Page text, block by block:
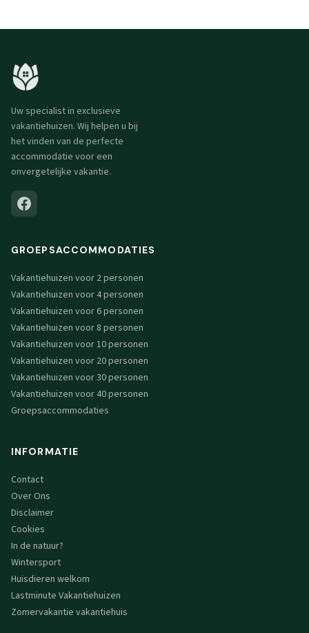
Uw specialist in exclusieve
vakantiehuizen. Wij helpen u bij
het vinden van de perfecte
accommodatie voor een
onvergetelijke vakantie.
GROEPSACCOMMODATIES
Vakantiehuizen voor 2 personen
Vakantiehuizen voor 4 personen
Vakantiehuizen voor 6 personen
Vakantiehuizen voor 8 personen
Vakantiehuizen voor 10 personen
Vakantiehuizen voor 20 personen
Vakantiehuizen voor 30 personen
Vakantiehuizen voor 40 personen
Groepsaccommodaties
INFORMATIE
Contact
Over Ons
Disclaimer
Cookies
In de natuur?
Wintersport
Huisdieren welkom
Lastminute Vakantiehuizen
Zomervakantie vakantiehuis